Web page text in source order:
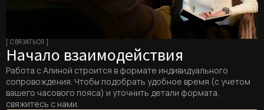
[ СВЯЗАТЬСЯ ]
Начало взаимодействия
Работа с Алиной строится в формате индивидуального
сопровождения. Чтобы подобрать удобное время (с учетом
вашего часового пояса) и уточнить детали формата,
свяжитесь с нами.